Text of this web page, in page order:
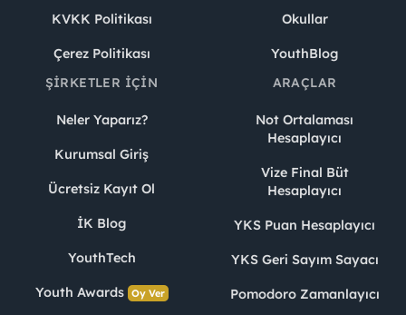
KVKK Politikası
Çerez Politikası
Okullar
YouthBlog
ŞIRKETLER İÇIN
Neler Yaparız?
Kurumsal Giriş
Ücretsiz Kayıt Ol
İK Blog
YouthTech
Youth Awards Oy Ver
ARAÇLAR
Not Ortalaması
Hesaplayıcı
Vize Final Büt
Hesaplayıcı
YKS Puan Hesaplayıcı
YKS Geri Sayım Sayacı
Pomodoro Zamanlayıcı